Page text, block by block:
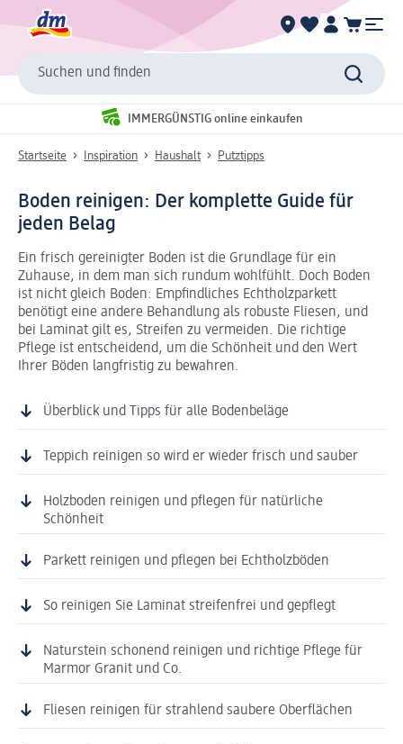
Suchen und finden
IMMERGÜNSTIG online einkaufen
Startseite Inspiration Haushalt Putztipps
Boden reinigen: Der komplette Guide für
jeden Belag
Ein frisch gereinigter Boden ist die Grundlage für ein
Zuhause, in dem man sich rundum wohlfühlt. Doch Boden
ist nicht gleich Boden: Empfindliches Echtholzparkett
benötigt eine andere Behandlung als robuste Fliesen, und
bei Laminat gilt es, Streifen zu vermeiden. Die richtige
Pflege ist entscheidend, um die Schönheit und den Wert
Ihrer Böden langfristig zu bewahren.
Überblick und Tipps für alle Bodenbeläge
Teppich reinigen so wird er wieder frisch und sauber
Holzboden reinigen und pflegen für natürliche
Schönheit
Parkett reinigen und pflegen bei Echtholzböden
So reinigen Sie Laminat streifenfrei und gepflegt
Naturstein schonend reinigen und richtige Pflege für
Marmor Granit und Co.
Fliesen reinigen für strahlend saubere Oberflächen